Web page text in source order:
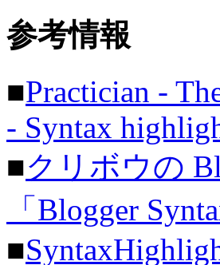
参考情報
■Practician -
- Syntax
■クリボウの
「Blogger
■